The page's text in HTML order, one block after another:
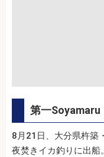
第一Soyamaru
8月21日、大分県杵築
夜焚きイカ釣りに出